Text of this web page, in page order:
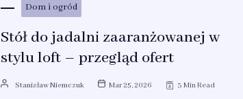
Dom i ogród
Stół do jadalni zaaranżowanej w
stylu loft – przegląd ofert
Stanisław Niemczuk Mar 25, 2026 3 Min Read